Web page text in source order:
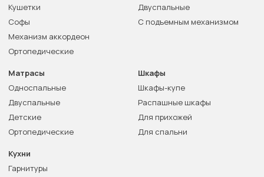
Кушетки
Софы
Механизм аккордеон
Ортопедические
Двуспальные
С подъемным механизмом
Матрасы
Односпальные
Двуспальные
Детские
Ортопедические
Шкафы
Шкафы-купе
Распашные шкафы
Для прихожей
Для спальни
Кухни
Гарнитуры